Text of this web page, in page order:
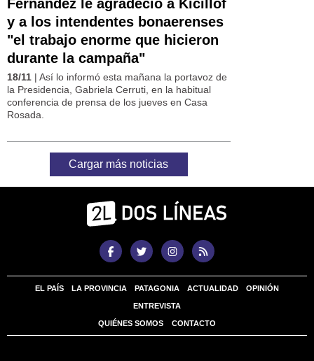
Fernández le agradeció a Kicillof
y a los intendentes bonaerenses
"el trabajo enorme que hicieron
durante la campaña"
18/11 | Así lo informó esta mañana la portavoz de
la Presidencia, Gabriela Cerruti, en la habitual
conferencia de prensa de los jueves en Casa
Rosada.
Cargar más noticias
EL PAÍS LA PROVINCIA PATAGONIA ACTUALIDAD OPINIÓN
ENTREVISTA
QUIÉNES SOMOS CONTACTO